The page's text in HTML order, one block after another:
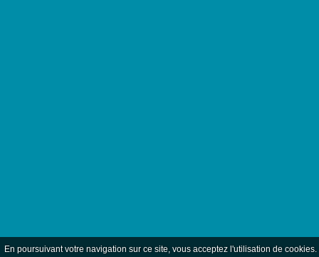
En poursuivant votre navigation sur ce site, vous acceptez l'utilisation de